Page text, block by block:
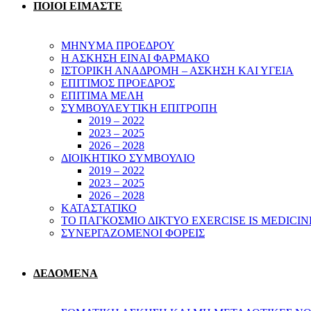
ΠΟΙΟΙ ΕΙΜΑΣΤΕ
ΜΗΝΥΜΑ ΠΡΟΕΔΡΟΥ
Η ΑΣΚΗΣΗ ΕΙΝΑΙ ΦΑΡΜΑΚΟ
ΙΣΤΟΡΙΚΗ ΑΝΑΔΡΟΜΗ – ΑΣΚΗΣΗ ΚΑΙ ΥΓΕΙΑ
ΕΠΙΤΙΜΟΣ ΠΡΟΕΔΡΟΣ
ΕΠΙΤΙΜΑ ΜΕΛΗ
ΣΥΜΒΟΥΛΕΥΤΙΚΗ ΕΠΙΤΡΟΠΗ
2019 – 2022
2023 – 2025
2026 – 2028
ΔΙΟΙΚΗΤΙΚΟ ΣΥΜΒΟΥΛΙΟ
2019 – 2022
2023 – 2025
2026 – 2028
ΚΑΤΑΣΤΑΤΙΚΟ
ΤΟ ΠΑΓΚΟΣΜΙΟ ΔΙΚΤΥΟ EXERCISE IS
ΣΥΝΕΡΓΑΖΟΜΕΝΟΙ ΦΟΡΕΙΣ
ΔΕΔΟΜΕΝΑ